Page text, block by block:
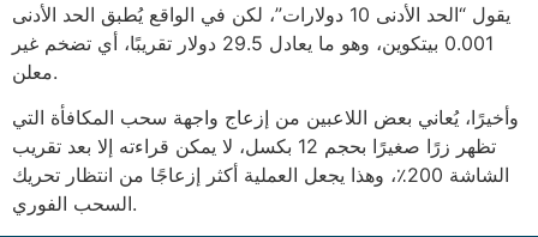
يقول “الحد الأدنى 10 دولارات”، لكن في الواقع يُطبق الحد الأدنى
0.001 بيتكوين، وهو ما يعادل 29.5 دولار تقريبًا، أي تضخم غير
معلن.
وأخيرًا، يُعاني بعض اللاعبين من إزعاج واجهة سحب المكافأة التي
تظهر زرًا صغيرًا بحجم 12 بكسل، لا يمكن قراءته إلا بعد تقريب
الشاشة 200٪، وهذا يجعل العملية أكثر إزعاجًا من انتظار تحريك
السحب الفوري.